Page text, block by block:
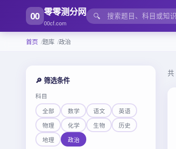
00 零零测分网
00cf.com
🔍
首页 题库 政治
🔎 筛选条件
科目
全部
数学 语文
英语
物理
化学 生物
历史
地理
政治
共